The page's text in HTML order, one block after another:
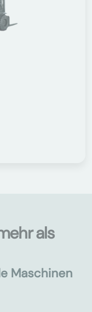
als
Maschinen